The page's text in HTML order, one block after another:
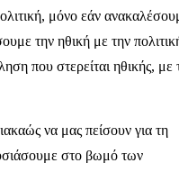
μόνο εάν
την ηθική με την
που στερείται ηθικής, με
να μας πείσουν για τη
στο βωμό των